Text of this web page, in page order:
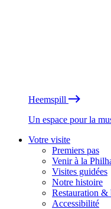
Heemspill
Un espace pour la
Votre visite
Premiers pas
Venir à la
Visites guidées
Notre histoire
Restauration &
Accessibilité